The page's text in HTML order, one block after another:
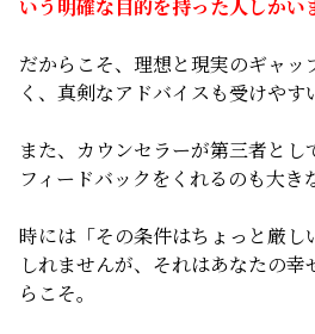
いう明確な目的を持った人しかい
だからこそ、理想と現実のギャッ
く、真剣なアドバイスも受けやす
また、カウンセラーが第三者とし
フィードバックをくれるのも大き
時には「その条件はちょっと厳し
しれませんが、それはあなたの
らこそ。